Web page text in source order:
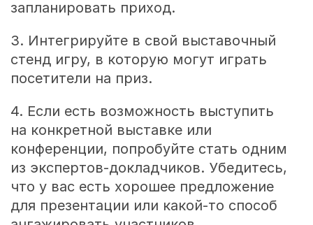
запланировать приход.
3. Интегрируйте в свой выставочный
стенд игру, в которую могут играть
посетители на приз.
4. Если есть возможность выступить
на конкретной выставке или
конференции, попробуйте стать одним
из экспертов-докладчиков. Убедитесь,
что у вас есть хорошее предложение
для презентации или какой-то способ